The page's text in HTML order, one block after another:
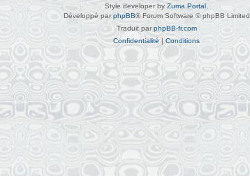
Style developer by Zuma Portal
Développé parphpBB® Forum Software © phpBB Limited
Traduit parphpBB-fr.com
Confidentialité|Conditions